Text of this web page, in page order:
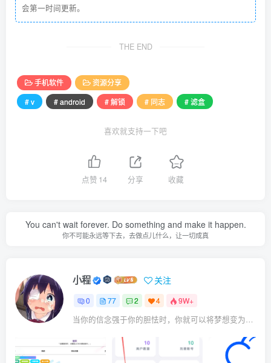
会第一时间更新。
THE END
手机软件
资源分享
# v
# android # 解锁 # 同志 # 滤盒
喜欢就支持一下吧
点赞 14 分享 收藏
You can't wait forever. Do something and make it happen.
你不可能永远等下去，去做点儿什么，让一切成真
小程 关注
0 77 2 4 9W+
当你的信念强于你的胆怯时，你就可以将梦想变为现实了